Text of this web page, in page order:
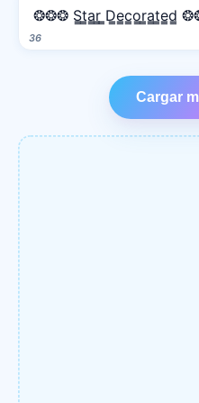
36
❂❂❂ S̳t̳a̳r̳ ̳D̳e̳c̳o̳r̳a̳t̳e̳d̳
Cargar